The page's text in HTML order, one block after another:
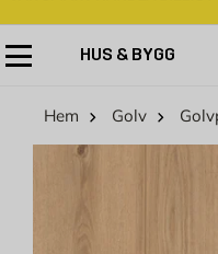
HUS & BYGG
Hem Golv